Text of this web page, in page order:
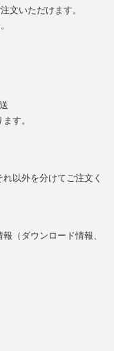
文いただけます。
す。
以外を分けてご注文く
（ダウンロード情報、